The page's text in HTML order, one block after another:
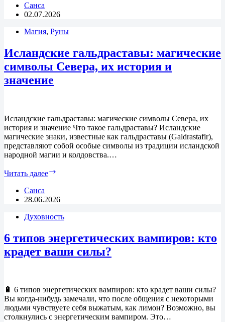
чакра:
она
за
что
отвечает
Санса
02.07.2026
Магия, Руны
Исландские гальдраставы: магические
символы Севера, их история и
значение
Исландские гальдраставы: магические символы Севера, их
история и значение Что такое гальдраставы? Исландские
магические знаки, известные как гальдраставы (Galdrastafir),
представляют собой особые символы из традиции исландской
народной магии и колдовства.…
Читать далее
символы
их
и
значение
Санса
28.06.2026
Духовность
6 типов энергетических вампиров: кто
крадет ваши силы?
🔋 6 типов энергетических вампиров: кто крадет ваши силы?
Вы когда-нибудь замечали, что после общения с некоторыми
людьми чувствуете себя выжатым, как лимон? Возможно, вы
столкнулись с энергетическим вампиром. Это…